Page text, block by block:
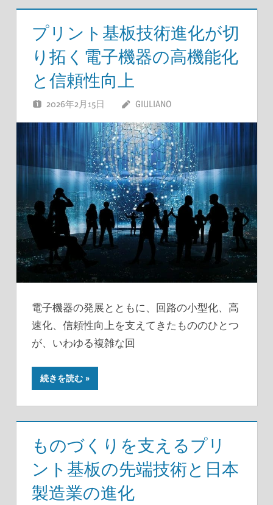
プリント基板技術進化が切
り拓く電子機器の高機能化
と信頼性向上
2026年2月15日 GIULIANO
電子機器の発展とともに、回路の小型化、高
速化、信頼性向上を支えてきたもののひとつ
が、いわゆる複雑な回
続きを読む
ものづくりを支えるプリ
ント基板の先端技術と日本
製造業の進化